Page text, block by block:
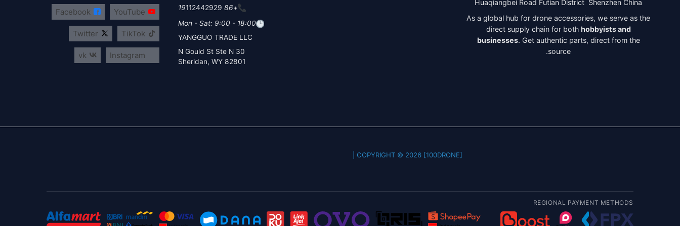
Huaqiangbei Road Futian District Shenzhen China
As a global hub for drone accessories, we serve as the
direct supply chain for both hobbyists and
businesses. Get authentic parts, direct from the
source.
+86 19
112442929
Mon - Sat: 9:00 - 18:00
YANGGUO TRADE LLC
30 N Gould St Ste N
Sheridan, WY 82801
YouTube
Facebook
TikTok
Twitter
Instagram
vk
COPYRIGHT © 2026 [100DRONE] |
REGIONAL PAYMENT METHODS